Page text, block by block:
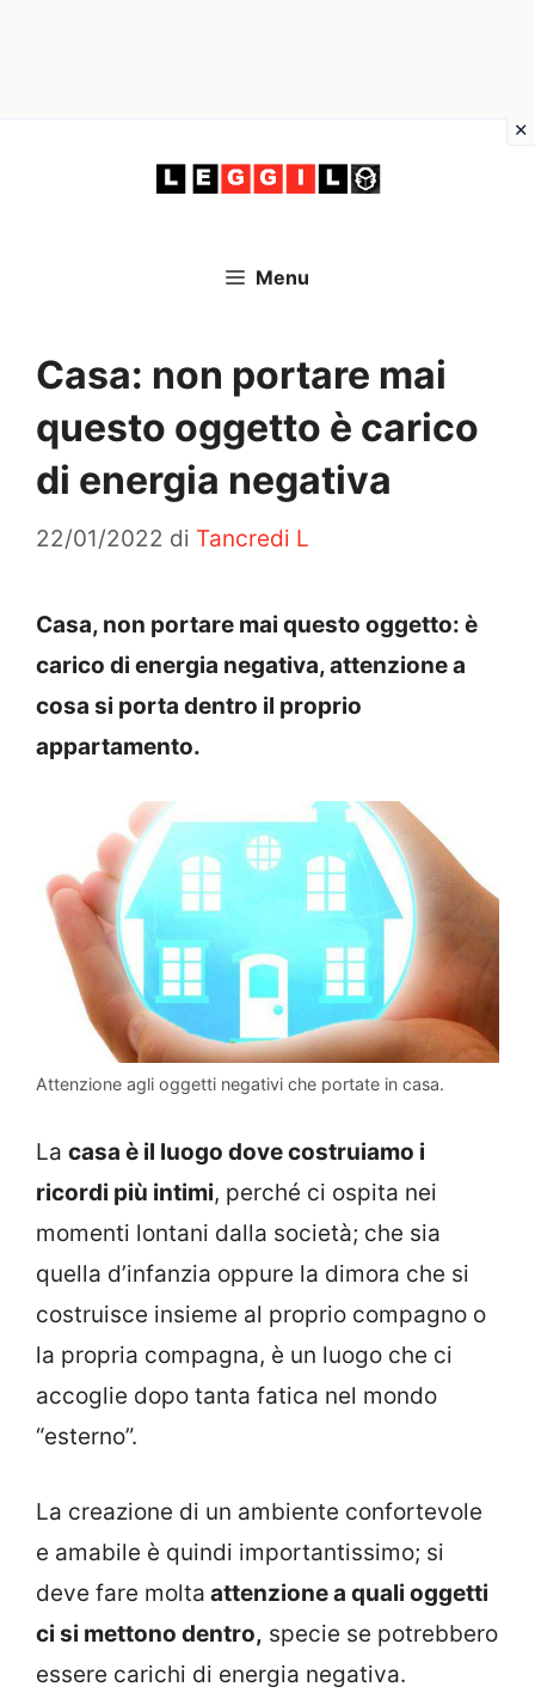
Menu
Casa: non portare mai
questo oggetto è carico
di energia negativa
22/01/2022 di Tancredi L
Casa, non portare mai questo oggetto: è
carico di energia negativa, attenzione a
cosa si porta dentro il proprio
appartamento.
Attenzione agli oggetti negativi che portate in casa.
La casa è il luogo dove costruiamo i
ricordi più intimi, perché ci ospita nei
momenti lontani dalla società; che sia
quella d’infanzia oppure la dimora che si
costruisce insieme al proprio compagno o
la propria compagna, è un luogo che ci
accoglie dopo tanta fatica nel mondo
“esterno”.
La creazione di un ambiente confortevole
e amabile è quindi importantissimo; si
deve fare molta attenzione a quali oggetti
ci si mettono dentro, specie se potrebbero
essere carichi di energia negativa.